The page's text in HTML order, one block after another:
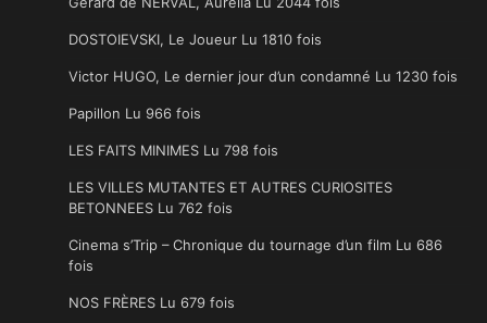
DOSTOIEVSKI, Le Joueur Lu 1810 fois
Victor HUGO, Le dernier jour d’un condamné Lu 1230 fois
Papillon Lu 966 fois
LES FAITS MINIMES Lu 798 fois
LES VILLES MUTANTES ET AUTRES CURIOSITES
BETONNEES Lu 762 fois
Cinema s’Trip – Chronique du tournage d’un film Lu 686
fois
NOS FRÈRES Lu 679 fois